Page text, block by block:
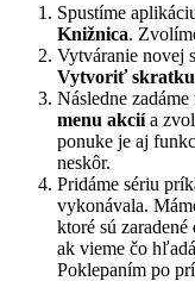
Spustíme
Knižnica.
Vytváranie novej
Vytvoriť skratku
Následne
menu akciía
ponuke je aj
neskôr.
Pridáme sériu
vykonávala.
ktoré sú
ak vieme čo
Poklepaním po